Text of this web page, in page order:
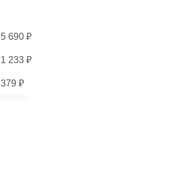
5 690 ₽
1 233 ₽
379 ₽